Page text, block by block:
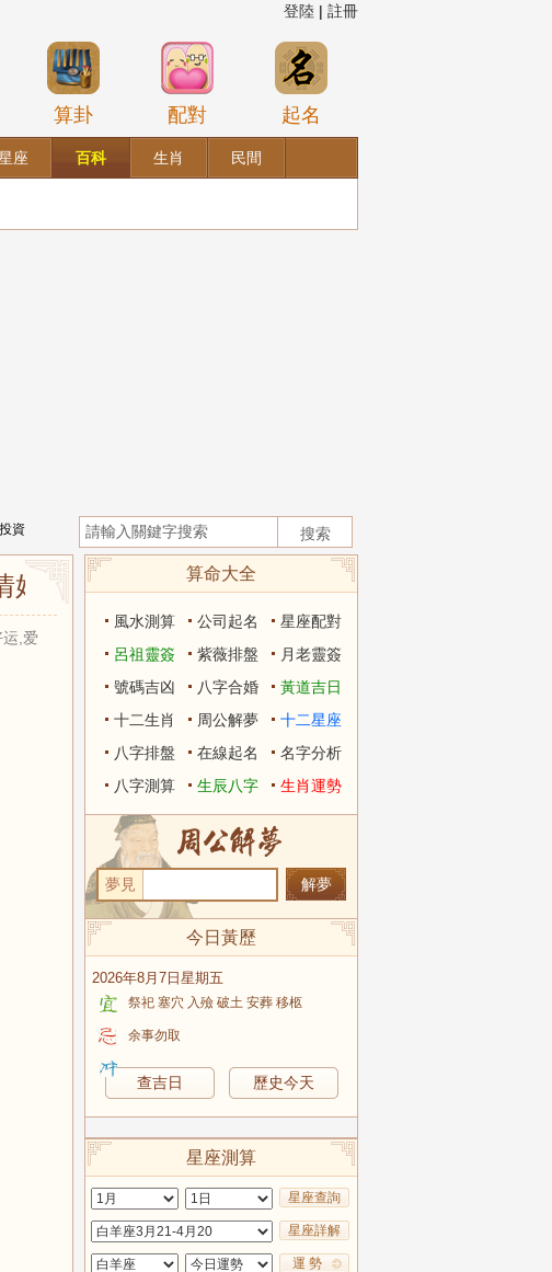
登陸 | 註冊
算卦 配對 起名
座 百科 生肖 民間
資
好_
,爱
算命大全
風水測算 公司起名
星座配對
呂祖靈簽
紫薇排盤
月老靈簽
號碼吉凶
八字合婚
黃道吉日
十二生肖
周公解夢
十二星座
八字排盤
在線起名
名字分析
八字測算
生辰八字 生肖運勢
夢見
今日黃歷
2026年8月7日星期五
祭祀 塞穴 入殮 破土 安葬 移柩
余事勿取
查吉日 歷史今天
星座測算
星座查詢
星座詳解
運 勢